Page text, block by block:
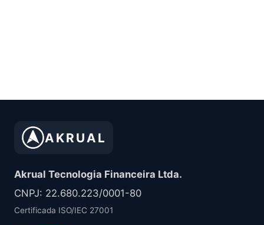
AKRUAL
Akrual Tecnologia Financeira Ltda.
CNPJ: 22.680.223/0001-80
Certificada ISO/IEC 27001